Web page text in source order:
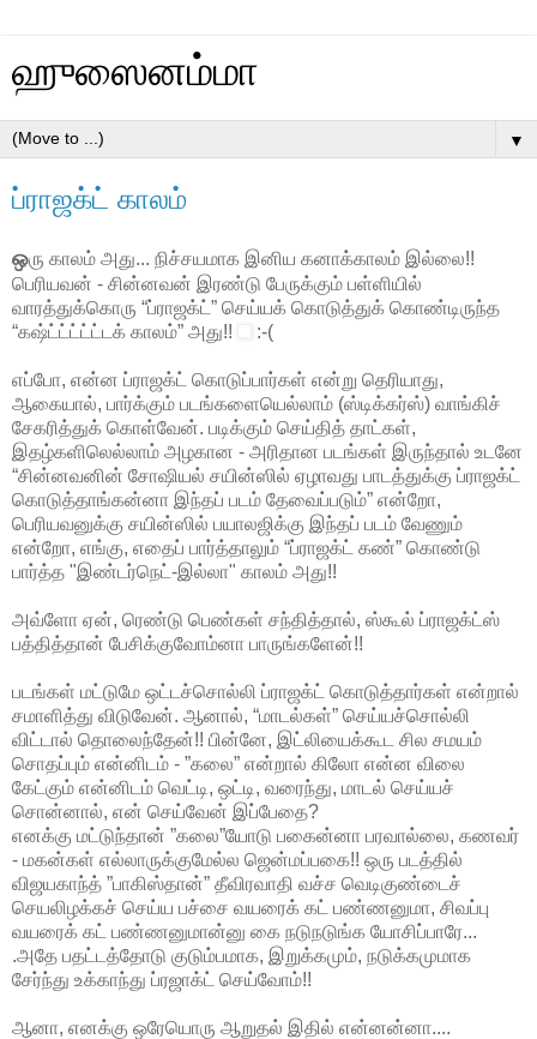
ஹுஸைனம்மா
▼
ப்ராஜக்ட் காலம்
ஒரு காலம் அது... நிச்சயமாக இனிய கனாக்காலம் இல்லை!!
பெரியவன் - சின்னவன் இரண்டு பேருக்கும் பள்ளியில்
வாரத்துக்கொரு “ப்ராஜக்ட்” செய்யக் கொடுத்துக் கொண்டிருந்த
“கஷ்ட்ட்ட்ட்ட்டக் காலம்” அது!!
:-(
எப்போ, என்ன ப்ராஜக்ட் கொடுப்பார்கள் என்று தெரியாது,
ஆகையால், பார்க்கும் படங்களையெல்லாம் (ஸ்டிக்கர்ஸ்) வாங்கிச்
சேகரித்துக் கொள்வேன். படிக்கும் செய்தித் தாட்கள்,
இதழ்களிலெல்லாம் அழகான - அரிதான படங்கள் இருந்தால் உடனே
“சின்னவனின் சோஷியல் சயின்ஸில் ஏழாவது பாடத்துக்கு ப்ராஜக்ட்
கொடுத்தாங்கன்ன ா இந்தப் படம் தேவைப்படும்” என்றோ,
பெரியவனுக்கு சயின்ஸில் பயாலஜிக்கு இந்தப் படம் வேணும்
என்றோ, எங்கு, எதைப் பார்த்தாலும் “ப்ராஜக்ட் கண்” கொண்டு
பார்த்த "இண்டர்நெட்-இல்லா" காலம் அது!!
அவ்ளோ ஏன், ரெண்டு பெண்கள் சந்தித்தால், ஸ்கூல் ப்ராஜக்ட்ஸ்
பத்தித்தான் பேசிக்குவோம்னா பாருங்களேன்!!
படங்கள் மட்டுமே ஒட்டச்சொல்லி ப்ராஜக்ட் கொடுத்தார்கள் என்றால்
சமாளித்து விடுவேன். ஆனால், “மாடல்கள்” செய்யச்சொல்லி
விட்டால் தொலைந்தேன்!! பின்னே, இட்லியைக்கூட சில சமயம்
சொதப்பும் என்னிடம் - ”கலை” என்றால் கிலோ என்ன விலை
கேட்கும் என்னிடம் வெட்டி, ஒட்டி, வரைந்து, மாடல் செய்யச்
சொன்னால், என் செய்வேன் இப்பேதை?
எனக்கு மட்டுந்தான் ”கலை”யோடு பகைன்னா பரவால்லை, கணவர்
- மகன்கள் எல்லாருக்குமேல்ல ஜென்மப்பகை!! ஒரு படத்தில்
விஜயகாந்த் ”பாகிஸ்தான்” தீவிரவாதி வச்ச வெடிகுண்டைச்
செயலிழக்கச் செய்ய பச்சை வயரைக் கட் பண்ணனுமா, சிவப்பு
வயரைக் கட் பண்ணனுமான்னு கை நடுநடுங்க யோசிப்பாரே...
.அதே பதட்டத்தோடு குடும்பமாக, இறுக்கமும், நடுக்கமுமாக
சேர்ந்து உக்காந்து ப்ரஜாக்ட் செய்வோம்!!
ஆனா, எனக்கு ஒரேயொரு ஆறுதல் இதில் என்னன்னா....